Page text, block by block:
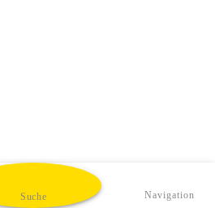
Suche Navigation